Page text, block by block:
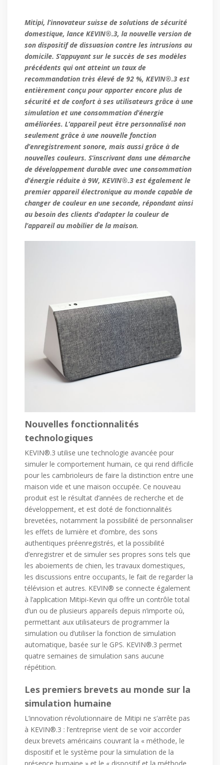
Mitipi, l’innovateur suisse de solutions de sécurité
domestique, lance KEVIN®.3, la nouvelle version de
son dispositif de dissuasion contre les intrusions au
domicile. S’appuyant sur le succès de ses modèles
précédents qui ont atteint un taux de
recommandation très élevé de 92 %, KEVIN®.3 est
entièrement conçu pour apporter encore plus de
sécurité et de confort à ses utilisateurs grâce à une
simulation et une consommation d’énergie
améliorées. L’appareil peut être personnalisé non
seulement grâce à une nouvelle fonction
d’enregistrement sonore, mais aussi grâce à de
nouvelles couleurs. S’inscrivant dans une démarche
de développement durable avec une consommation
d’énergie réduite à 9W, KEVIN®.3 est également le
premier appareil électronique au monde capable de
changer de couleur en une seconde, répondant ainsi
au besoin des clients d’adapter la couleur de
l’appareil au mobilier de la maison.
Nouvelles fonctionnalités
technologiques
KEVIN®.3 utilise une technologie avancée pour
simuler le comportement humain, ce qui rend difficile
pour les cambrioleurs de faire la distinction entre une
maison vide et une maison occupée. Ce nouveau
produit est le résultat d’années de recherche et de
développement, et est doté de fonctionnalités
brevetées, notamment la possibilité de personnaliser
les effets de lumière et d’ombre, des sons
authentiques préenregistrés, et la possibilité
d’enregistrer et de simuler ses propres sons tels que
les aboiements de chien, les travaux domestiques,
les discussions entre occupants, le fait de regarder la
télévision et autres. KEVIN® se connecte également
à l’application Mitipi-Kevin qui offre un contrôle total
d’un ou de plusieurs appareils depuis n’importe où,
permettant aux utilisateurs de programmer la
simulation ou d’utiliser la fonction de simulation
automatique, basée sur le GPS. KEVIN®.3 permet
quatre semaines de simulation sans aucune
répétition.
Les premiers brevets au monde sur la
simulation humaine
L’innovation révolutionnaire de Mitipi ne s’arrête pas
à KEVIN®.3 : l’entreprise vient de se voir accorder
deux brevets américains couvrant la « méthode, le
dispositif et le système pour la simulation de la
présence humaine » et le « dispositif et la méthode